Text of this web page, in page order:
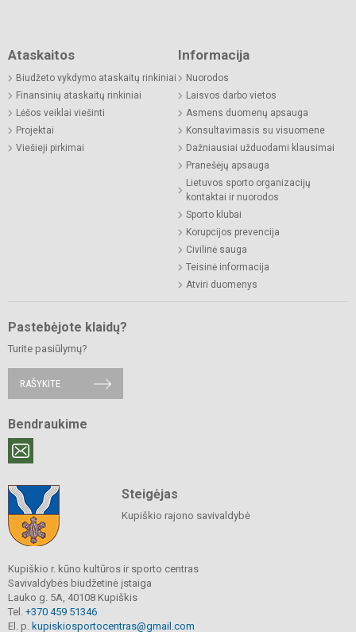
Ataskaitos
Biudžeto vykdymo ataskaitų rinkiniai
Finansinių ataskaitų rinkiniai
Lėšos veiklai viešinti
Projektai
Viešieji pirkimai
Informacija
Nuorodos
Laisvos darbo vietos
Asmens duomenų apsauga
Konsultavimasis su visuomene
Dažniausiai užduodami klausimai
Pranešėjų apsauga
Lietuvos sporto organizacijų
kontaktai ir nuorodos
Sporto klubai
Korupcijos prevencija
Civilinė sauga
Teisinė informacija
Atviri duomenys
Pastebėjote klaidų?
Turite pasiūlymų?
RAŠYKITE
Bendraukime
Steigėjas
Kupiškio rajono savivaldybė
Kupiškio r. kūno kultūros ir sporto centras
Savivaldybės biudžetinė įstaiga
Lauko g. 5A, 40108 Kupiškis
Tel. +370 459 51346
El. p. kupiskiosportocentras@gmail.com